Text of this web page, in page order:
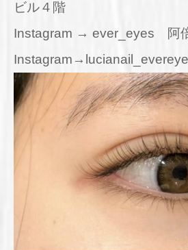
ビル４階
Instagram → ever_eyes 阿